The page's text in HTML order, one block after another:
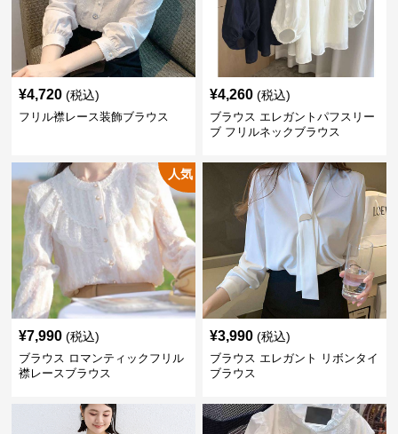
¥4,720 (税込)
フリル襟レース装飾ブラウス
¥4,260 (税込)
ブラウス エレガントパフスリー
ブ フリルネックブラウス
人気
¥7,990 (税込)
ブラウス ロマンティックフリル
襟レースブラウス
¥3,990 (税込)
ブラウス エレガント リボンタイ
ブラウス